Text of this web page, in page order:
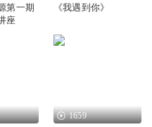
第一期
座
《我遇到你》
1659